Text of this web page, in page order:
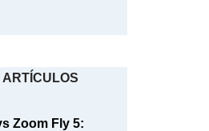
ARTÍCULOS
Zoom Fly 5: